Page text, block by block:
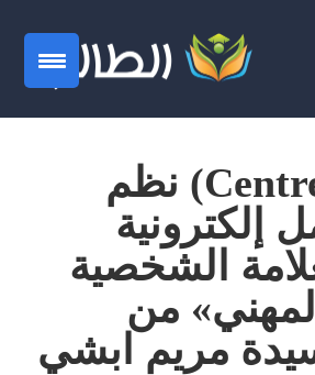
(Centre MINE) نظم
إلكترونية
الشخصية
من
مريم ابشي